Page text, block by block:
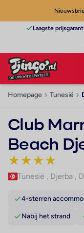
Laagste
Homepage Tunesië
Club
Beach
★★★★
Tunesië , Djerba ,
4-sterren
Nabij het strand